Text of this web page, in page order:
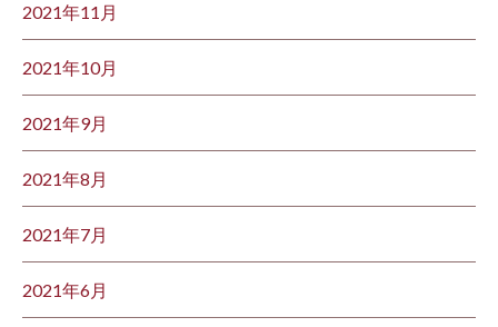
2021年11月
2021年10月
2021年9月
2021年8月
2021年7月
2021年6月